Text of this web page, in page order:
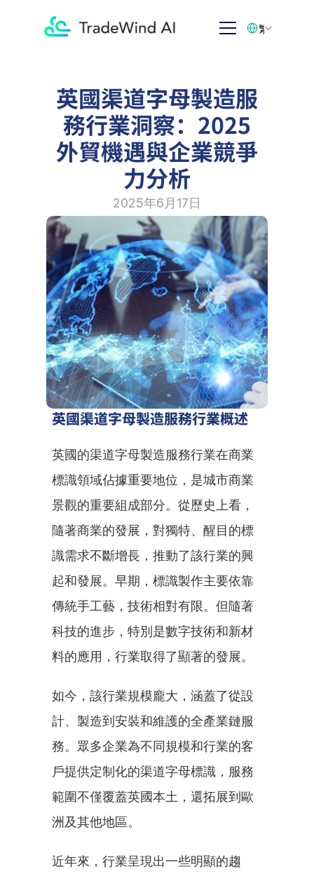
英國渠道字母製造服
務行業洞察：2025
外貿機遇與企業競爭
力分析
2025年6月17日
英國渠道字母製造服務行業概述
英國的渠道字母製造服務行業在商業
標識領域佔據重要地位，是城市商業
景觀的重要組成部分。從歷史上看，
隨著商業的發展，對獨特、醒目的標
識需求不斷增長，推動了該行業的興
起和發展。早期，標識製作主要依靠
傳統手工藝，技術相對有限。但隨著
科技的進步，特別是數字技術和新材
料的應用，行業取得了顯著的發展。
如今，該行業規模龐大，涵蓋了從設
計、製造到安裝和維護的全產業鏈服
務。眾多企業為不同規模和行業的客
戶提供定制化的渠道字母標識，服務
範圍不僅覆蓋英國本土，還拓展到歐
洲及其他地區。
近年來，行業呈現出一些明顯的趨
繁体中文